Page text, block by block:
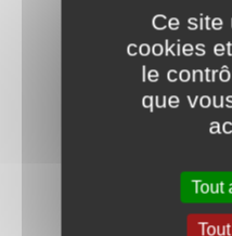
Actualités
GUICHET
Votre commune,
Grand Chalon, a
Guichet
réceptionner les
d’autorisation
Ce site
cookies
le
que
Tout